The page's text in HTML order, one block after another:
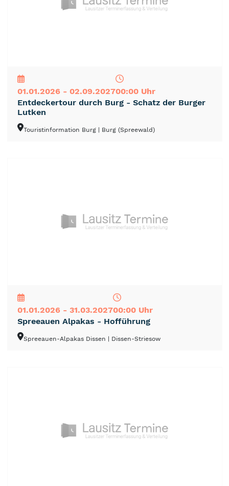
01.01.2026 - 02.09.202700:00 Uhr
Entdeckertour durch Burg - Schatz der Burger
Lutken
Touristinformation Burg | Burg (Spreewald)
01.01.2026 - 31.03.202700:00 Uhr
Spreeauen Alpakas - Hofführung
Spreeauen-Alpakas Dissen | Dissen-Striesow